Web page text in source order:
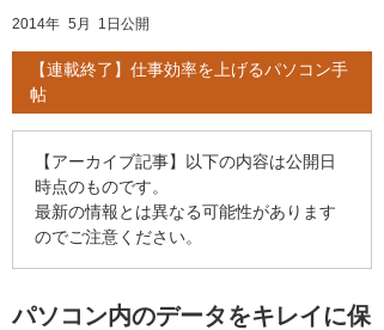
2014年 5月 1日公開
【連載終了】仕事効率を上げるパソコン手
帖
【アーカイブ記事】以下の内容は公開日
時点のものです。
最新の情報とは異なる可能性があります
のでご注意ください。
パソコン内のデータをキレイに保